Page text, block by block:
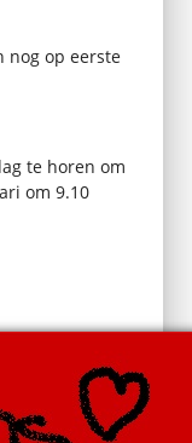
nog op eerste
te horen om
om 9.10